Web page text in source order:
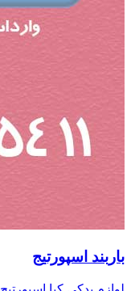
باربند اسپورتیج